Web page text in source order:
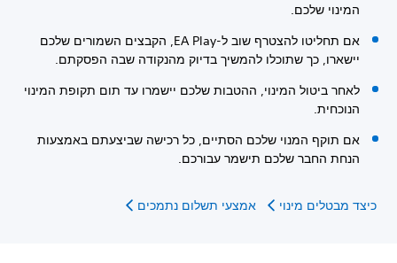
המינוי שלכם.
אם תחליטו להצטרף שוב ל-EA Play, הקבצים השמורים שלכם
יישארו, כך שתוכלו להמשיך בדיוק מהנקודה שבה הפסקתם.
לאחר ביטול המינוי, ההטבות שלכם יישמרו עד תום תקופת המינוי
הנוכחית.
אם תוקף המנוי שלכם הסתיים, כל רכישה שביצעתם באמצעות
הנחת החבר שלכם תישמר עבורכם.
כיצד מבטלים מינוי אמצעי תשלום נתמכים